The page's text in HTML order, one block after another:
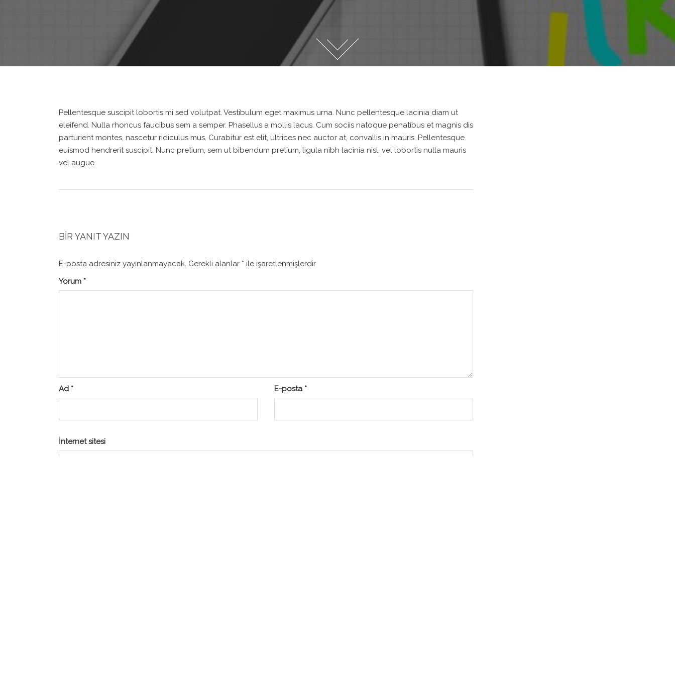
Pellentesque suscipit lobortis mi sed volutpat. Vestibulum eget maximus urna. Nunc pellentesque lacinia diam ut
eleifend. Nulla rhoncus faucibus sem a semper. Phasellus a mollis lacus. Cum sociis natoque penatibus et magnis dis
parturient montes, nascetur ridiculus mus. Curabitur est elit, ultrices nec auctor at, convallis in mauris. Pellentesque
euismod hendrerit suscipit. Nunc pretium, sem ut bibendum pretium, ligula nibh lacinia nisl, vel lobortis nulla mauris
vel augue.
BIR YANIT YAZIN
E-posta adresiniz yayınlanmayacak. Gerekli alanlar * ile işaretlenmişlerdir
Yorum *
Ad * E-posta *
İnternet sitesi